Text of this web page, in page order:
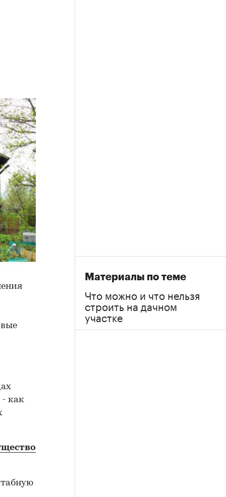
- как
Материалы по теме
Что можно и что нельзя
строить на дачном
участке